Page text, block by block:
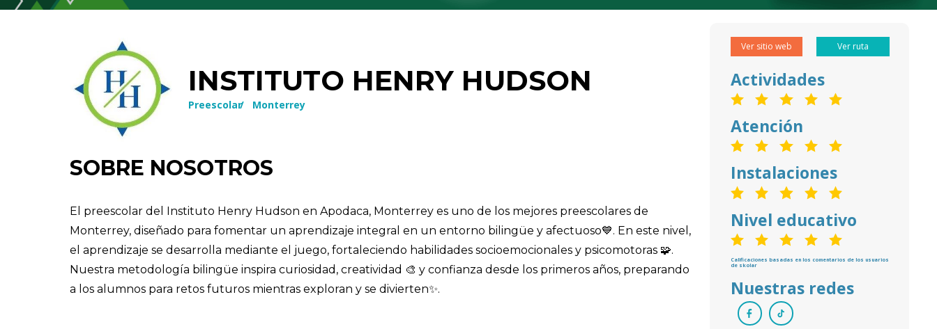
INSTITUTO HENRY HUDSON
Preescolar/ Monterrey
SOBRE NOSOTROS
El preescolar del Instituto Henry Hudson en Apodaca, Monterrey es uno de los mejores preescolares de
Monterrey, diseñado para fomentar un aprendizaje integral en un entorno bilingüe y afectuoso💙. En este nivel,
el aprendizaje se desarrolla mediante el juego, fortaleciendo habilidades socioemocionales y psicomotoras 🧩.
Nuestra metodología bilingüe inspira curiosidad, creatividad 🎨 y confianza desde los primeros años, preparando
a los alumnos para retos futuros mientras exploran y se divierten✨.
Ver sitio web Ver ruta
Actividades
Atención
Instalaciones
Nivel educativo
Calificaciones basadas en los comentarios de los usuarios
de skolar
Nuestras redes